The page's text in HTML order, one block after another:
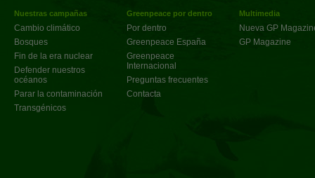
Nuestras campañas
Cambio climático
Bosques
Fin de la era nuclear
Defender nuestros
océanos
Parar la contaminación
Transgénicos
Greenpeace por dentro
Por dentro
Greenpeace España
Greenpeace
Internacional
Preguntas frecuentes
Contacta
Multimedia
Nueva GP
GP Magazine